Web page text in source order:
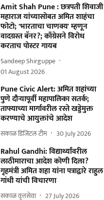
Amit Shah Pune : छत्रपती शिवाजी
महाराज यांच्यासोबत अमित शाहंचा
फोटो; 'भारताचा चाणक्य' म्हणून
वादग्रस्त बॅनर?; काँग्रेसने विरोध
करताच पोस्टर गायब
Sandeep Shirguppe
01 August 2026
Pune Civic Alert: अमित शहांच्या
पुणे दौऱ्यापूर्वी महापालिका सतर्क;
ताफ्याच्या मार्गावरील रस्ते खड्डेमुक्त
करण्याचे आयुक्तांचे आदेश
सकाळ डिजिटल टीम 30 July 2026
Rahul Gandhi: विद्यार्थ्यांवरील
लाठीमाराचा आदेश कोणी दिला?
गृहमंत्री अमित शहा यांना पत्राद्वारे राहुल
गांधी यांची विचारणा
सकाळ वृत्तसेवा 27 July 2026